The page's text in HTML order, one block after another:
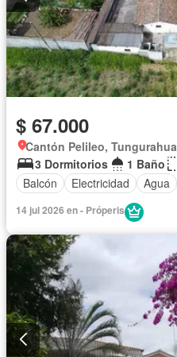
$ 67.000
Cantón Pelileo, Tungurahua
3 Dormitorios
1 Baño
Balcón
Electricidad Agua
14 jul 2026 en - Próperis